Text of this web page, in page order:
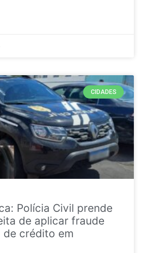
CIDADES
Polícia Civil prende
de aplicar fraude
crédito em